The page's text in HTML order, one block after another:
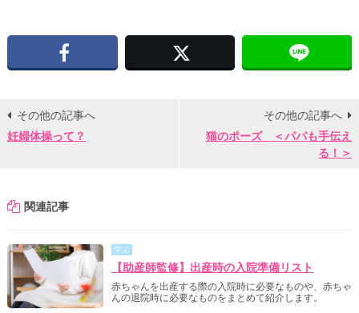
その他の記事へ
妊婦体操って？
その他の記事へ
猫のポーズ ＜パパも手伝え
る！＞
関連記事
学ぶ
【助産師監修】出産時の入院準備リスト
赤ちゃんを出産する際の入院時に必要なものや、赤ちゃ
んの退院時に必要なものをまとめて紹介します。